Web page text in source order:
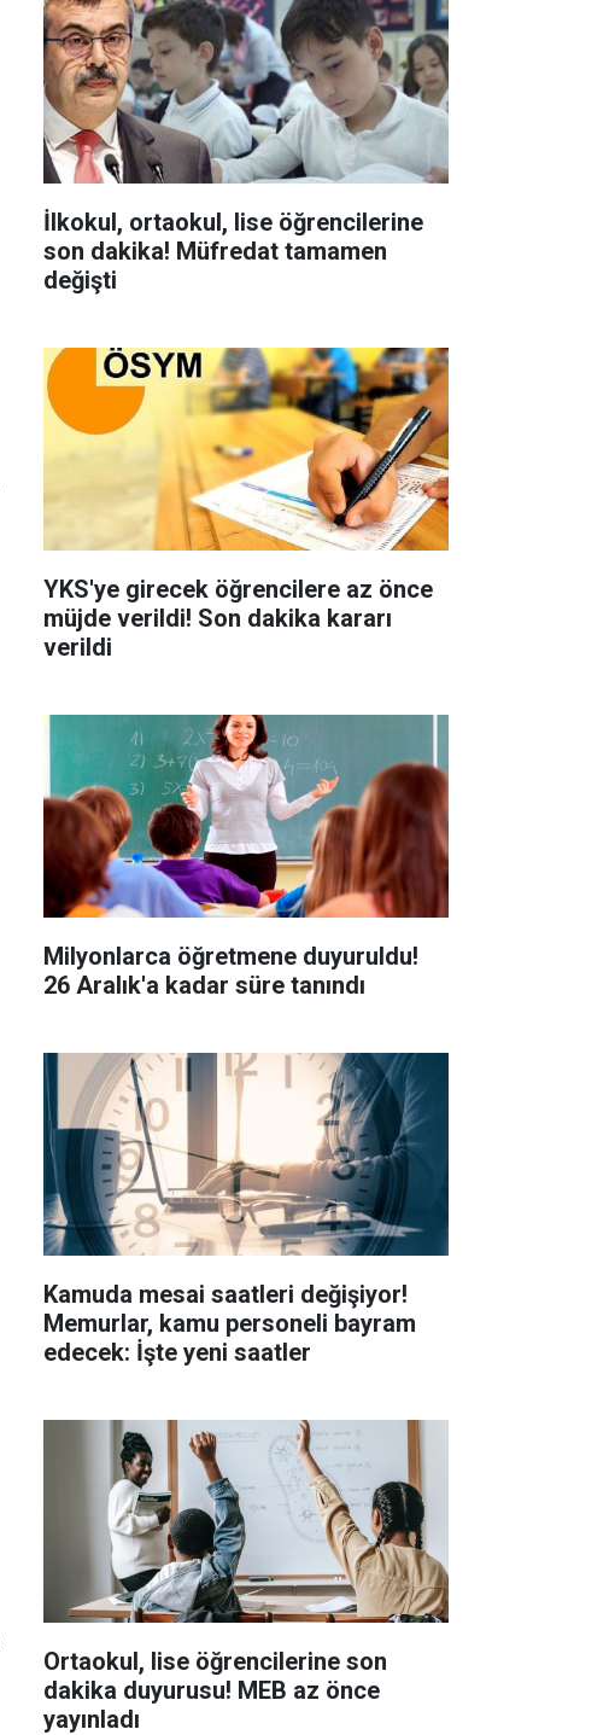
İlkokul, ortaokul, lise öğrencilerine
son dakika! Müfredat tamamen
değişti
YKS'ye girecek öğrencilere az önce
müjde verildi! Son dakika kararı
verildi
Milyonlarca öğretmene duyuruldu!
26 Aralık'a kadar süre tanındı
Kamuda mesai saatleri değişiyor!
Memurlar, kamu personeli bayram
edecek: İşte yeni saatler
Ortaokul, lise öğrencilerine son
dakika duyurusu! MEB az önce
yayınladı